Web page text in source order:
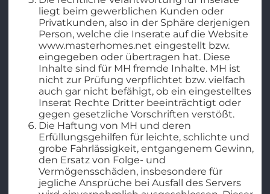
liegt beim gewerblichen Kunden oder
Privatkunden, also in der Sphäre derjenigen
Person, welche die Inserate auf die Website
www.masterhomes.net eingestellt bzw.
eingegeben oder übertragen hat. Diese
Inhalte sind für MH fremde Inhalte. MH ist
nicht zur Prüfung verpflichtet bzw. vielfach
auch gar nicht befähigt, ob ein eingestelltes
Inserat Rechte Dritter beeinträchtigt oder
gegen gesetzliche Vorschriften verstößt.
Die Haftung von MH und deren
Erfüllungsgehilfen für leichte, schlichte und
grobe Fahrlässigkeit, entgangenem Gewinn,
den Ersatz von Folge- und
Vermögensschäden, insbesondere für
jegliche Ansprüche bei Ausfall des Servers